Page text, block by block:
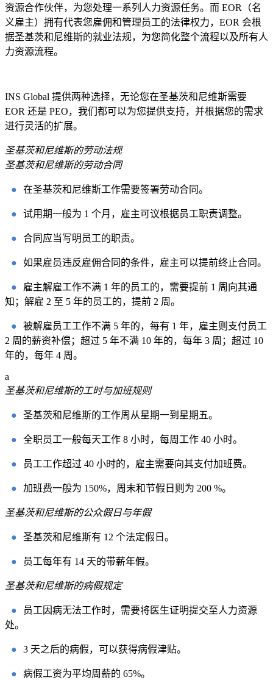
资源合作伙伴，为您处理一系列人力资源任务。而 EOR（名
义雇主）拥有代表您雇佣和管理员工的法律权力，EOR 会根
据圣基茨和尼维斯的就业法规，为您简化整个流程以及所有人
力资源流程。
INS Global 提供两种选择，无论您在圣基茨和尼维斯需要
EOR 还是 PEO，我们都可以为您提供支持，并根据您的需求
进行灵活的扩展。
圣基茨和尼维斯的劳动法规
圣基茨和尼维斯的劳动合同
● 在圣基茨和尼维斯工作需要签署劳动合同。
● 试用期一般为 1 个月，雇主可议根据员工职责调整。
● 合同应当写明员工的职责。
● 如果雇员违反雇佣合同的条件，雇主可以提前终止合同。
●
雇主解雇工作不满 1 年的员工的，需要提前 1 周向其通
知；解雇 2 至 5 年的员工的，提前 2 周。
●
被解雇员工工作不满 5 年的，每有 1 年，雇主则支付员工
2 周的薪资补偿；超过 5 年不满 10 年的，每年 3 周；超过 10
年的，每年 4 周。
a
圣基茨和尼维斯的工时与加班规则
● 圣基茨和尼维斯的工作周从星期一到星期五。
● 全职员工一般每天工作 8 小时，每周工作 40 小时。
● 员工工作超过 40 小时的，雇主需要向其支付加班费。
● 加班费一般为 150%，周末和节假日则为 200 %。
圣基茨和尼维斯的公众假日与年假
● 圣基茨和尼维斯有 12 个法定假日。
● 员工每年有 14 天的带薪年假。
圣基茨和尼维斯的病假规定
●
员工因病无法工作时，需要将医生证明提交至人力资源
处。
● 3 天之后的病假，可以获得病假津贴。
● 病假工资为平均周薪的 65%。